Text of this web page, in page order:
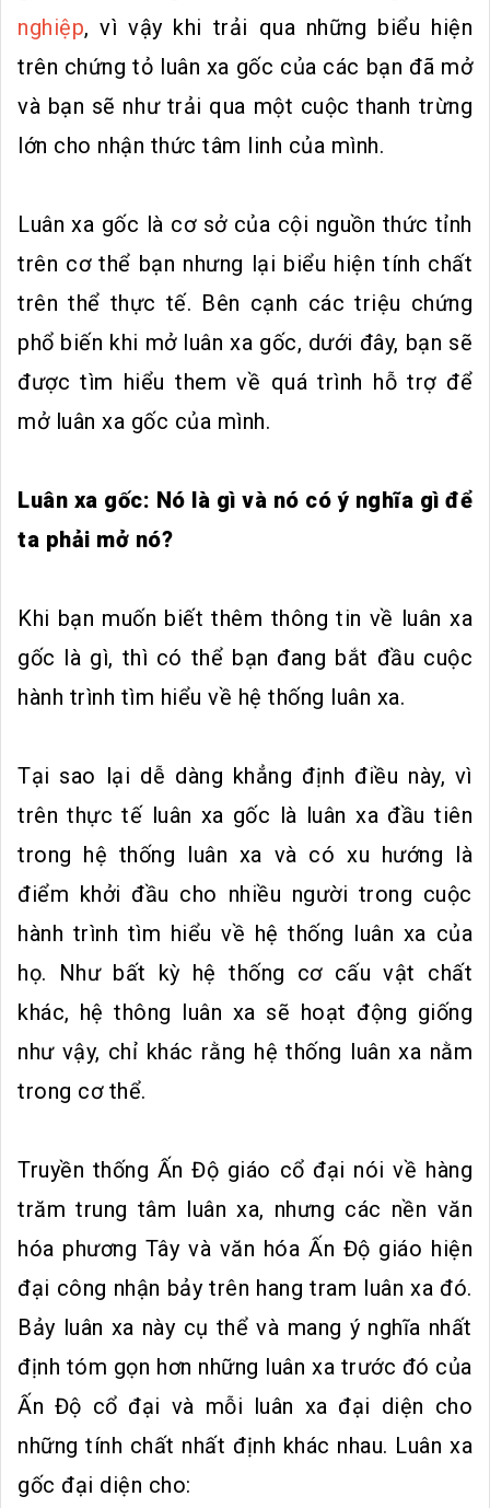
nghiệp, vì vậy khi trải qua những biểu hiện
trên chứng tỏ luân xa gốc của các bạn đã mở
và bạn sẽ như trải qua một cuộc thanh trừng
lớn cho nhận thức tâm linh của mình.
Luân xa gốc là cơ sở của cội nguồn thức tỉnh
trên cơ thể bạn nhưng lại biểu hiện tính chất
trên thể thực tế. Bên cạnh các triệu chứng
phổ biến khi mở luân xa gốc, dưới đây, bạn sẽ
được tìm hiểu them về quá trình hỗ trợ để
mở luân xa gốc của mình.
Luân xa gốc: Nó là gì và nó có ý nghĩa gì để
ta phải mở nó?
Khi bạn muốn biết thêm thông tin về luân xa
gốc là gì, thì có thể bạn đang bắt đầu cuộc
hành trình tìm hiểu về hệ thống luân xa.
Tại sao lại dễ dàng khẳng định điều này, vì
trên thực tế luân xa gốc là luân xa đầu tiên
trong hệ thống luân xa và có xu hướng là
điểm khởi đầu cho nhiều người trong cuộc
hành trình tìm hiểu về hệ thống luân xa của
họ. Như bất kỳ hệ thống cơ cấu vật chất
khác, hệ thông luân xa sẽ hoạt động giống
như vậy, chỉ khác rằng hệ thống luân xa nằm
trong cơ thể.
Truyền thống Ấn Độ giáo cổ đại nói về hàng
trăm trung tâm luân xa, nhưng các nền văn
hóa phương Tây và văn hóa Ấn Độ giáo hiện
đại công nhận bảy trên hang tram luân xa đó.
Bảy luân xa này cụ thể và mang ý nghĩa nhất
định tóm gọn hơn những luân xa trước đó của
Ấn Độ cổ đại và mỗi luân xa đại diện cho
những tính chất nhất định khác nhau. Luân xa
gốc đại diện cho: